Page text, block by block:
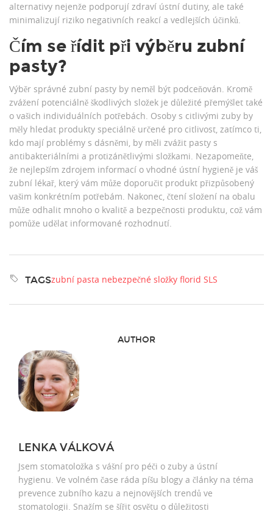
alternativy nejenže podporují zdraví ústní dutiny, ale také
minimalizují riziko negativních reakcí a vedlejších účinků.
Čím se řídit při výběru zubní
pasty?
Výběr správné zubní pasty by neměl být podceňován. Kromě
zvážení potenciálně škodlivých složek je důležité přemýšlet také
o vašich individuálních potřebách. Osoby s citlivými zuby by
měly hledat produkty speciálně určené pro citlivost, zatímco ti,
kdo mají problémy s dásněmi, by měli zvážit pasty s
antibakteriálními a protizánětlivými složkami. Nezapomeňte,
že nejlepším zdrojem informací o vhodné ústní hygieně je váš
zubní lékař, který vám může doporučit produkt přizpůsobený
vašim konkrétním potřebám. Nakonec, čtení složení na obalu
může odhalit mnoho o kvalitě a bezpečnosti produktu, což vám
pomůže udělat informované rozhodnutí.
TAGSzubní pasta nebezpečné složky florid SLS
AUTHOR
LENKA VÁLKOVÁ
Jsem stomatoložka s vášní pro péči o zuby a ústní
hygienu. Ve volném čase ráda píšu blogy a články na téma
prevence zubního kazu a nejnovějších trendů ve
stomatologii. Snažím se šířit osvětu o důležitosti